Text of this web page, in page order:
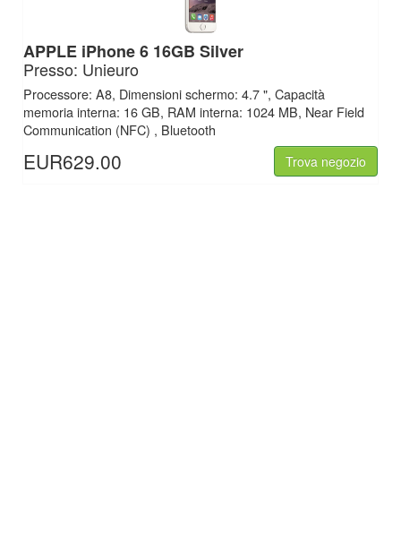
APPLE iPhone 6 16GB Silver
Presso: Unieuro
Processore: A8, Dimensioni schermo: 4.7 ", Capacità
memoria interna: 16 GB, RAM interna: 1024 MB, Near Field
Communication (NFC) , Bluetooth
EUR629.00 Trova negozio